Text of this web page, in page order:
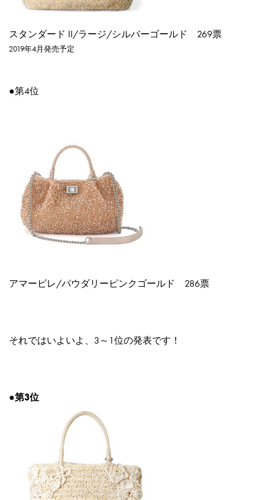
スタンダード II/ラージ/シルバーゴールド 269票
2019年4月発売予定
●第4位
アマービレ/パウダリーピンクゴールド 286票
それではいよいよ、3～1位の発表です！
●第3位